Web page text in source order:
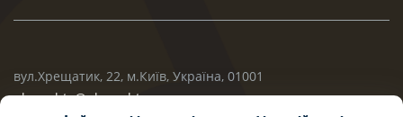
вул.Хрещатик, 22, м.Київ, Україна, 01001
ukrposhta@ukrposhta.ua